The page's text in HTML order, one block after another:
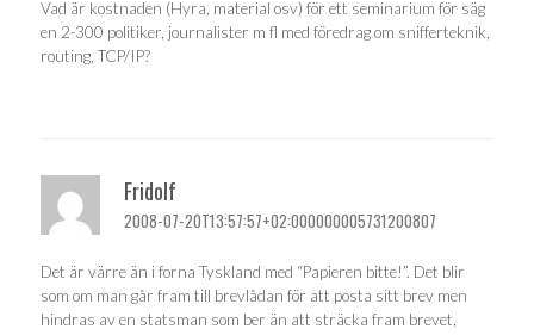
Vad är kostnaden (Hyra, material osv) för ett seminarium för säg
en 2-300 politiker, journalister m fl med föredrag om snifferteknik,
routing, TCP/IP?
Fridolf
2008-07-20T13:57:57+02:000000005731200807
Det är värre än i forna Tyskland med “Papieren bitte!”. Det blir
som om man går fram till brevlådan för att posta sitt brev men
hindras av en statsman som ber än att sträcka fram brevet,